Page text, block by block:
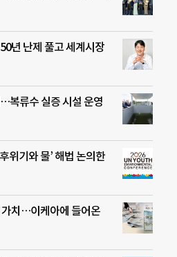
년 난제 풀고 세계시장
복류수 실증 시설 운영
위기와 물’ 해법 논의한
가치…이케아에 들어온